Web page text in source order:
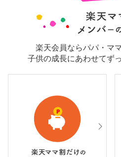
楽天会員ならパパ・マ
子供の成長にあわせてず